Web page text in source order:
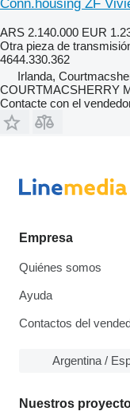
Conn.housing ZF
ARS 2.140.000 EUR
Otra pieza de
4644.330.362
Irlanda,
COURTMACSHERRY
Contacte con el
Empresa
Quiénes somos
Ayuda
Contactos del
Argentina /
Nuestros